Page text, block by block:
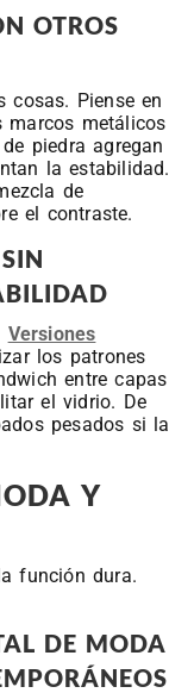
OTROS
cosas. Piense en
marcos metálicos
piedra agregan
la estabilidad.
de
el contraste.
Versiones
los patrones
entre capas
el vidrio. De
pesados si la
Y
función dura.
DE MODA